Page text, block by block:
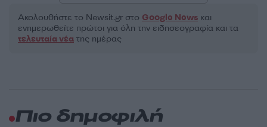
Ακολουθήστε το Νewsit.gr στο Google News και
ενημερωθείτε πρώτοι για όλη την ειδησεογραφία και τα
τελευταία νέα της ημέρας
Πιο δημοφιλή